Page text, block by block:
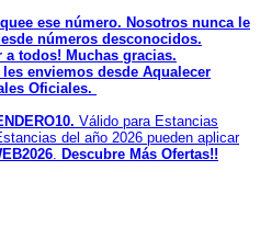
ese número. Nosotros nunca le
números desconocidos.
a todos! Muchas gracias.
enviemos desde Aqualecer
Oficiales.
Válido para Estancias
del año 2026 pueden aplicar
. Descubre Más Ofertas!!